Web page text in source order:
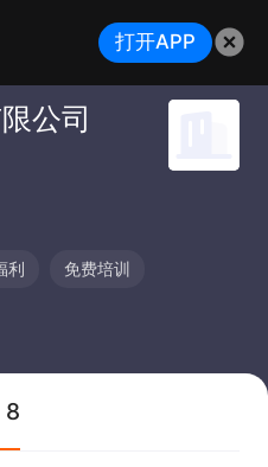
公司
利 免费培训
8
打开APP